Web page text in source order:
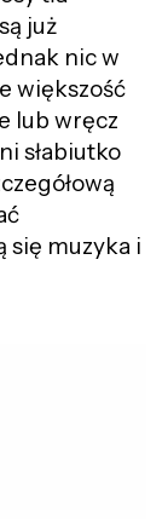
już
nic w
większość
lub wręcz
słabiutko
się muzyka i